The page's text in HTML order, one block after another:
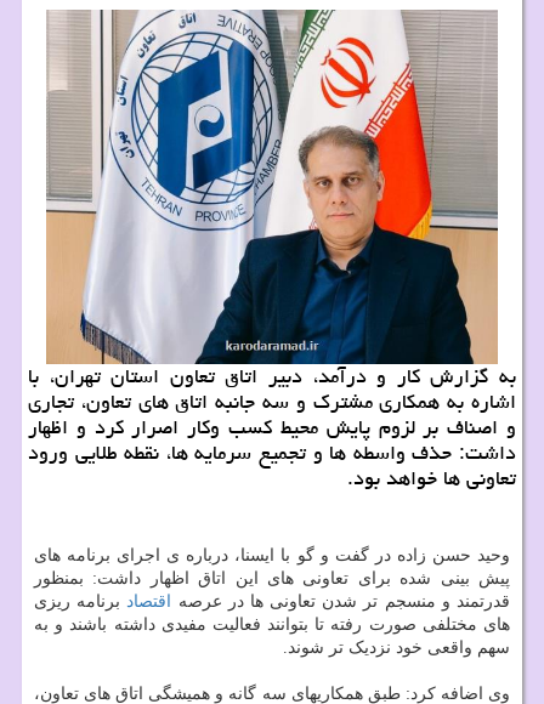
به گزارش کار و درآمد، دبیر اتاق تعاون استان تهران، با
اشاره به همکاری مشترک و سه جانبه اتاق های تعاون، تجاری
و اصناف بر لزوم پایش محیط کسب وکار اصرار کرد و اظهار
داشت: حذف واسطه ها و تجمیع سرمایه ها، نقطه طلایی ورود
تعاونی ها خواهد بود.
وحید حسن زاده در گفت و گو با ایسنا، درباره ی اجرای برنامه های
پیش بینی شده برای تعاونی های این اتاق اظهار داشت: بمنظور
قدرتمند و منسجم تر شدن تعاونی ها در عرصه
اقتصاد برنامه ریزی
های مختلفی صورت رفته تا بتوانند فعالیت مفیدی داشته باشند و به
سهم واقعی خود نزدیک تر شوند.
وی اضافه کرد: طبق همکاریهای سه گانه و همیشگی اتاق های تعاون،